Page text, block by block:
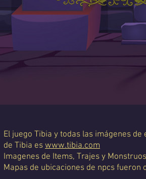
El juego Tibia y todas las imágenes
de Tibia es www.tibia.com
Imagenes de Items, Trajes y
Mapas de ubicaciones de npcs